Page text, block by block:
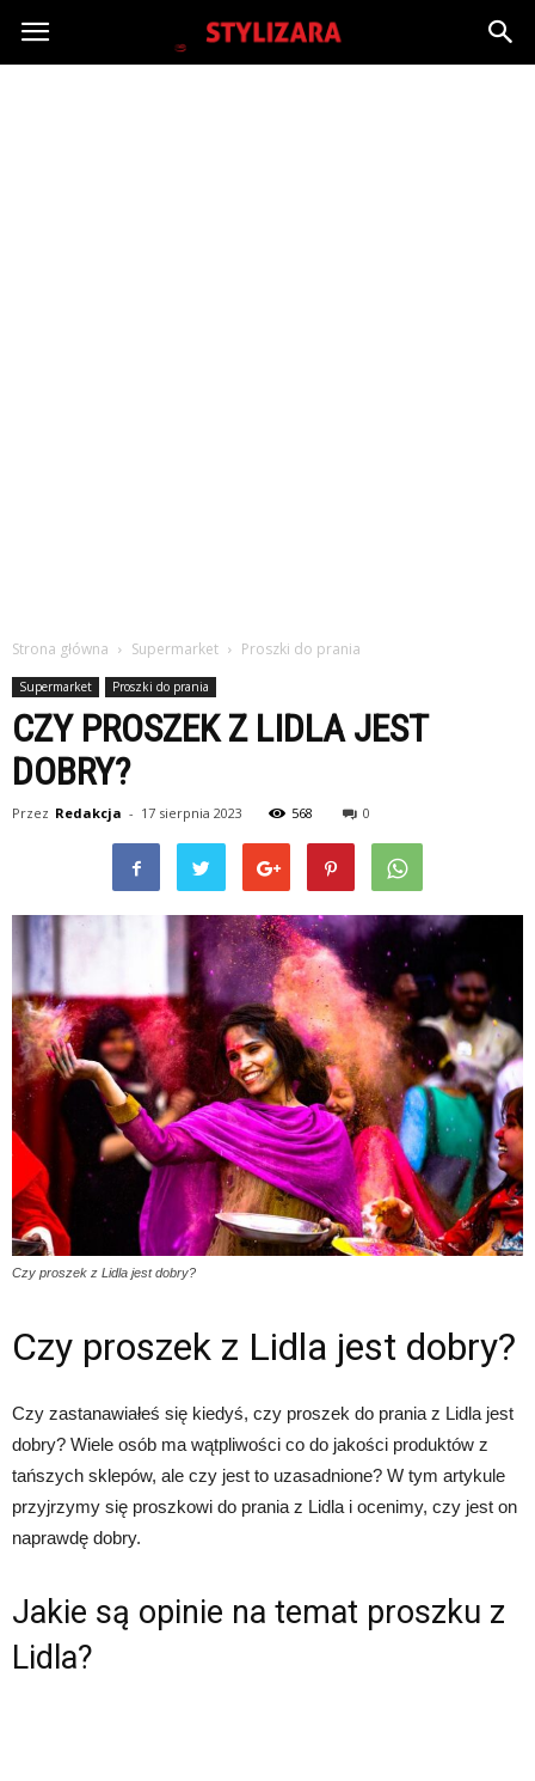
Stylizara.pl
Strona główna Supermarket Proszki do prania
Supermarket Proszki do prania
CZY PROSZEK Z LIDLA JEST
DOBRY?
Przez Redakcja - 17 sierpnia 2023 568 0
Czy proszek z Lidla jest dobry?
Czy proszek z Lidla jest dobry?
Czy zastanawiałeś się kiedyś, czy proszek do prania z Lidla jest
dobry? Wiele osób ma wątpliwości co do jakości produktów z
tańszych sklepów, ale czy jest to uzasadnione? W tym artykule
przyjrzymy się proszkowi do prania z Lidla i ocenimy, czy jest on
naprawdę dobry.
Jakie są opinie na temat proszku z
Lidla?